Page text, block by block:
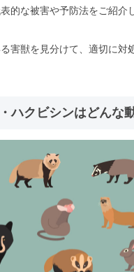
的な被害や予防法をご紹介
害獣を見分けて、適切に対
ハクビシンはどんな